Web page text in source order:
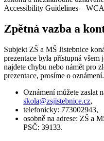
Accessibility Guidelines –
Zpětná vazba a
Subjekt ZŠ a MŠ Jistebnice
prezentace byla přístupná
najdete chybu nebo námět pro
prezentace, prosíme o oznámení.
Oznámení můžete zaslat
skola@zsjistebnice.cz,
telefonicky: 773002943,
osobně na adrese: ZŠ a
PSČ: 39133.